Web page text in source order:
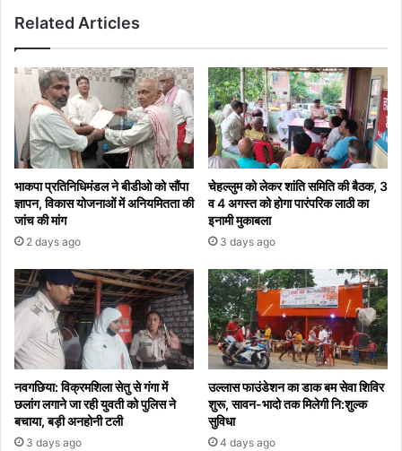
Related Articles
भाकपा प्रतिनिधिमंडल ने बीडीओ को सौंपा
ज्ञापन, विकास योजनाओं में अनियमितता की
जांच की मांग
2 days ago
चेहल्लुम को लेकर शांति समिति की बैठक, 3
व 4 अगस्त को होगा पारंपरिक लाठी का
इनामी मुकाबला
3 days ago
नवगछिया: विक्रमशिला सेतु से गंगा में
छलांग लगाने जा रही युवती को पुलिस ने
बचाया, बड़ी अनहोनी टली
3 days ago
उल्लास फाउंडेशन का डाक बम सेवा शिविर
शुरू, सावन-भादो तक मिलेगी नि:शुल्क
सुविधा
4 days ago